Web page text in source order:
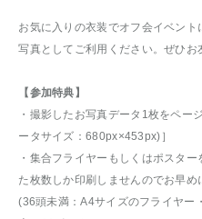
お気に入りの衣装でオフ会イベン
写真としてご利用ください。ぜひお
【参加特典】
・撮影したお写真データ1枚をペー
ータサイズ：680px×453px)］
・集合フライヤーもしくはポスタ
た枚数しか印刷しませんのでお早め
(36頭未満：A4サイズのフライヤー